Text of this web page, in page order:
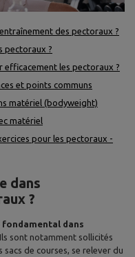
des pectoraux ?
pectoraux ?
efficacement les pectoraux ?
et points communs
matériel (bodyweight)
matériel
pour les pectoraux -
dans
?
fondamental dans
Ils sont notamment sollicités
de courses, se relever du